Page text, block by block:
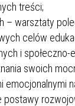
treści;
– warsztaty
celów
i
swoich